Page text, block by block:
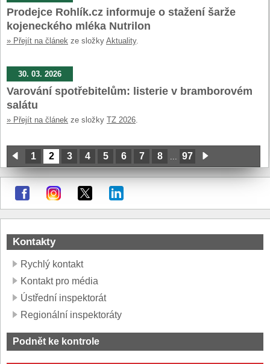
Prodejce Rohlík.cz informuje o stažení šarže
kojeneckého mléka Nutrilon
» Přejít na článek ze složky Aktuality.
30. 03. 2026
Varování spotřebitelům: listerie v bramborovém
salátu
» Přejít na článek ze složky TZ 2026
1 2 3 4 5 6 7 8 97
Kontakty
Rychlý kontakt
Kontakt pro média
Ústřední inspektorát
Regionální inspektoráty
Podnět ke kontrole